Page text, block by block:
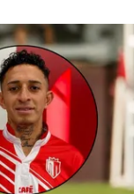
que Futbol Sites, es
a Better Collective.